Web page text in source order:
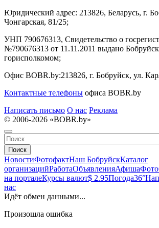
Юридический адрес: 213826, Беларусь, г.
Чонгарская, 81/25;
УНП 790676313, Свидетельство о
№790676313 от 11.11.2011 выдано
горисполкомом;
Офис BOBR.by:213826, г. Бобруйск, ул.
Контактные телефоны офиса BOBR.by
Написать письмо О нас Реклама
© 2006-2026 «BOBR.by»
Поиск
НовостиФотофактНаш БобруйскКаталог
организацийРаботаОбъявленияАфишаФото
на порталеКурсы валют$ 2.95Погода36°
нас
Идёт обмен данными...
Произошла ошибка